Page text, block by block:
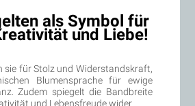
als Symbol für
und Liebe!
sie für Stolz und Widerstandskraft,
Blumensprache für ewige
Zudem spiegelt die Bandbreite
und Lebensfreude wider.